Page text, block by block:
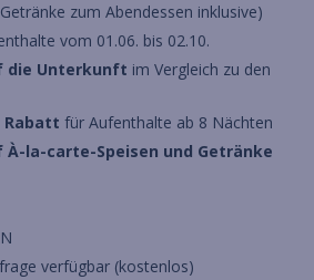
zum Abendessen inklusive)
vom 01.06. bis 02.10.
die Unterkunft im Vergleich zu den
Rabatt für Aufenthalte ab 8 Nächten
À-la-carte-Speisen und Getränke
verfügbar (kostenlos)